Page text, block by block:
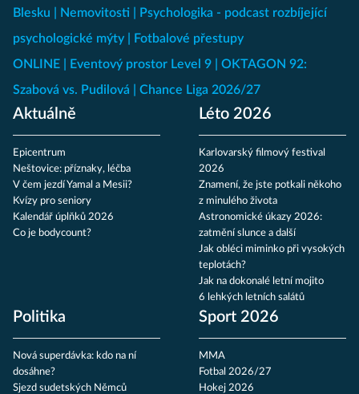
Blesku
Nemovitosti
Psychologika - podcast rozbíjející
psychologické mýty
Fotbalové přestupy
ONLINE
Eventový prostor Level 9
OKTAGON 92:
Szabová vs. Pudilová
Chance Liga 2026/27
Aktuálně
Epicentrum
Neštovice: příznaky, léčba
V čem jezdí Yamal a Mesii?
Kvízy pro seniory
Kalendář úplňků 2026
Co je bodycount?
Léto 2026
Karlovarský filmový festival
2026
Znamení, že jste potkali někoho
z minulého života
Astronomické úkazy 2026:
zatmění slunce a další
Jak obléci miminko při vysokých
teplotách?
Jak na dokonalé letní mojito
6 lehkých letních salátů
Politika
Nová superdávka: kdo na ní
dosáhne?
Sjezd sudetských Němců
Sport 2026
MMA
Fotbal 2026/27
Hokej 2026